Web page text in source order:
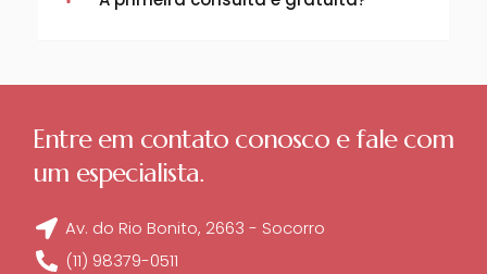
Entre em contato conosco e fale com
um especialista.
Av. do Rio Bonito, 2663 - Socorro
(11) 98379-0511